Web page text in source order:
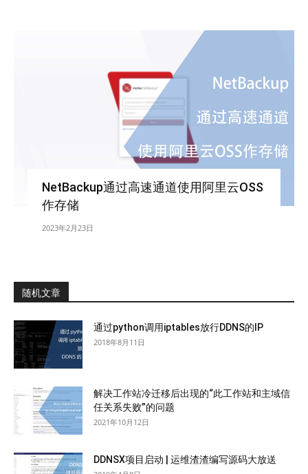
NetBackup通过高速通道使用阿里云OSS
作存储
2023年2月23日
随机文章
通过python调用iptables放行DDNS的IP
2018年8月11日
解决工作站冷迁移后出现的“此工作站和主域信
任关系失败”的问题
2021年10月12日
DDNSX项目启动 | 运维渣渣编写源码大放送